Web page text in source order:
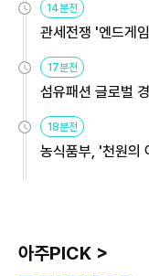
14분전
관세전쟁 '엔드게
17분전
섬유패션 글로벌
18분전
농식품부, '천원의
아주PICK >